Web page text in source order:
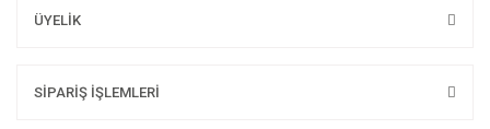
ÜYELİK
SİPARİŞ İŞLEMLERİ